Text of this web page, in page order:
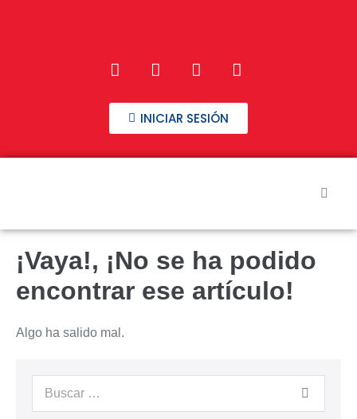
INICIAR SESIÓN
Inicio
Nuestros Cursos
Contacto
¡Vaya!, ¡No se ha podido
encontrar ese artículo!
Algo ha salido mal.